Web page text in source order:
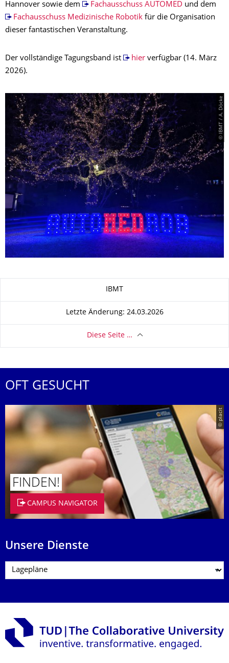
Hannover sowie dem
Fachausschuss AUTOMED und dem
Fachausschuss Medizinische Robotikfür die Organisation
dieser fantastischen Veranstaltung.
Der vollständige Tagungsband ist hierverfügbar (14. März
2026).
© IBMT / A. Döcke
IBMT
Letzte Änderung: 24.03.2026
Diese Seite …
OFT GESUCHT
© placit
FINDEN!
CAMPUS NAVIGATOR
Unsere Dienste